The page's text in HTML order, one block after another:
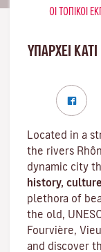
ΟΙ ΤΟΠΙΚΟΊ
ΥΠΑΡΧΕΙ
Located in a
the rivers
dynamic city
history,
plethora of
the old,
Fourvière,
and discover